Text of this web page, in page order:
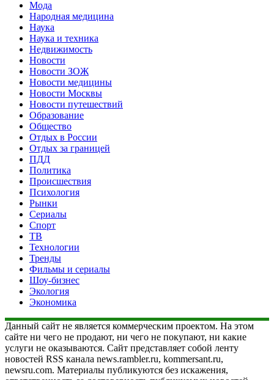
Мода
Народная медицина
Наука
Наука и техника
Недвижимость
Новости
Новости ЗОЖ
Новости медицины
Новости Москвы
Новости путешествий
Образование
Общество
Отдых в России
Отдых за границей
ПДД
Политика
Происшествия
Психология
Рынки
Сериалы
Спорт
ТВ
Технологии
Тренды
Фильмы и сериалы
Шоу-бизнес
Экология
Экономика
Данный сайт не является коммерческим проектом. На этом
сайте ни чего не продают, ни чего не покупают, ни какие
услуги не оказываются. Сайт представляет собой ленту
новостей RSS канала news.rambler.ru, kommersant.ru,
newsru.com. Материалы публикуются без искажения,